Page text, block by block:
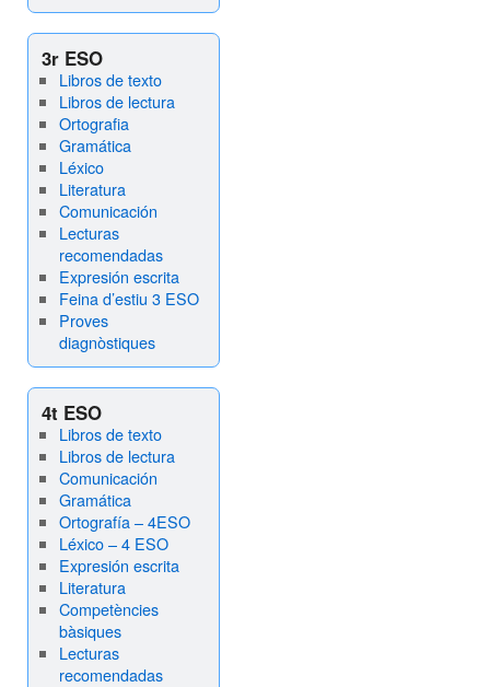
3r ESO
Libros de texto
Libros de lectura
Ortografia
Gramática
Léxico
Literatura
Comunicación
Lecturas
recomendadas
Expresión escrita
Feina d’estiu 3 ESO
Proves
diagnòstiques
4t ESO
Libros de texto
Libros de lectura
Comunicación
Gramática
Ortografía – 4ESO
Léxico – 4 ESO
Expresión escrita
Literatura
Competències
bàsiques
Lecturas
recomendadas